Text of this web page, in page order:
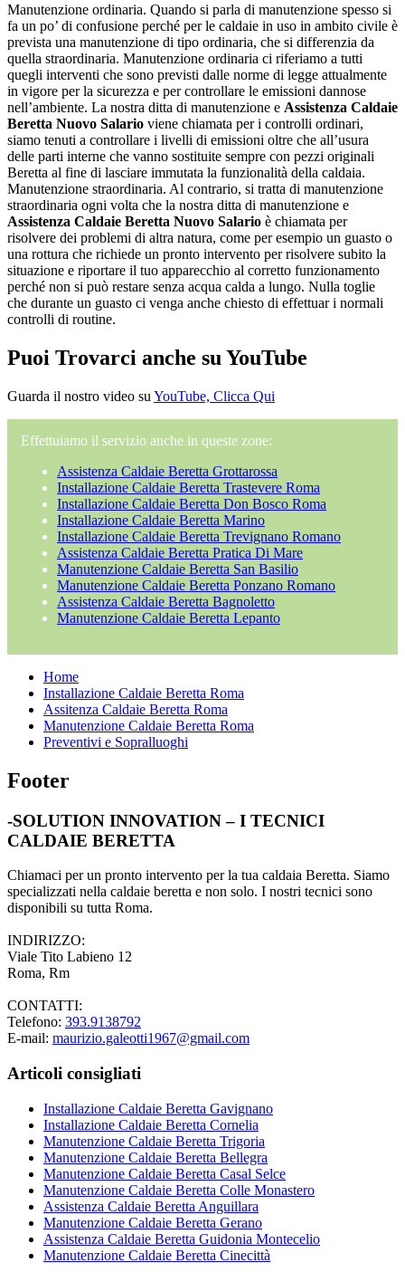
Manutenzione ordinaria. Quando si parla di manutenzione spesso si
fa un po’ di confusione perché per le caldaie in uso in ambito civile è
prevista una manutenzione di tipo ordinaria, che si differenzia da
quella straordinaria. Manutenzione ordinaria ci riferiamo a tutti
quegli interventi che sono previsti dalle norme di legge attualmente
in vigore per la sicurezza e per controllare le emissioni dannose
nell’ambiente. La nostra ditta di manutenzione e Assistenza Caldaie
Beretta Nuovo Salario viene chiamata per i controlli ordinari,
siamo tenuti a controllare i livelli di emissioni oltre che all’usura
delle parti interne che vanno sostituite sempre con pezzi originali
Beretta al fine di lasciare immutata la funzionalità della caldaia.
Manutenzione straordinaria. Al contrario, si tratta di manutenzione
straordinaria ogni volta che la nostra ditta di manutenzione e
Assistenza Caldaie Beretta Nuovo Salario è chiamata per
risolvere dei problemi di altra natura, come per esempio un guasto o
una rottura che richiede un pronto intervento per risolvere subito la
situazione e riportare il tuo apparecchio al corretto funzionamento
perché non si può restare senza acqua calda a lungo. Nulla toglie
che durante un guasto ci venga anche chiesto di effettuar i normali
controlli di routine.
Puoi Trovarci anche su YouTube
Guarda il nostro video su YouTube, Clicca Qui
Effettuiamo il servizio anche in queste zone:
Assistenza Caldaie Beretta Grottarossa
Installazione Caldaie Beretta Trastevere Roma
Installazione Caldaie Beretta Don Bosco Roma
Installazione Caldaie Beretta Marino
Installazione Caldaie Beretta Trevignano Romano
Assistenza Caldaie Beretta Pratica Di Mare
Manutenzione Caldaie Beretta San Basilio
Manutenzione Caldaie Beretta Ponzano Romano
Assistenza Caldaie Beretta Bagnoletto
Manutenzione Caldaie Beretta Lepanto
Home
Installazione Caldaie Beretta Roma
Assitenza Caldaie Beretta Roma
Manutenzione Caldaie Beretta Roma
Preventivi e Sopralluoghi
Footer
-SOLUTION INNOVATION – I TECNICI
CALDAIE BERETTA
Chiamaci per un pronto intervento per la tua caldaia Beretta. Siamo
specializzati nella caldaie beretta e non solo. I nostri tecnici sono
disponibili su tutta Roma.
INDIRIZZO:
Viale Tito Labieno 12
Roma, Rm
CONTATTI:
Telefono: 393.9138792
E-mail: maurizio.galeotti1967@gmail.com
Articoli consigliati
Installazione Caldaie Beretta Gavignano
Installazione Caldaie Beretta Cornelia
Manutenzione Caldaie Beretta Trigoria
Manutenzione Caldaie Beretta Bellegra
Manutenzione Caldaie Beretta Casal Selce
Manutenzione Caldaie Beretta Colle Monastero
Assistenza Caldaie Beretta Anguillara
Manutenzione Caldaie Beretta Gerano
Assistenza Caldaie Beretta Guidonia Montecelio
Manutenzione Caldaie Beretta Cinecittà